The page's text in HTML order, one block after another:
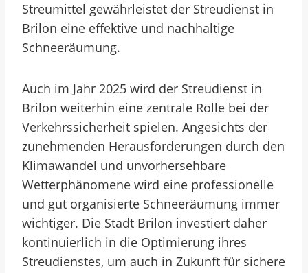
Streumittel gewährleistet der Streudienst in
Brilon eine effektive und nachhaltige
Schneeräumung.
Auch im Jahr 2025 wird der Streudienst in
Brilon weiterhin eine zentrale Rolle bei der
Verkehrssicherheit spielen. Angesichts der
zunehmenden Herausforderungen durch den
Klimawandel und unvorhersehbare
Wetterphänomene wird eine professionelle
und gut organisierte Schneeräumung immer
wichtiger. Die Stadt Brilon investiert daher
kontinuierlich in die Optimierung ihres
Streudienstes, um auch in Zukunft für sichere